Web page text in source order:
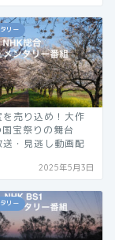
リー
を売り込め！大作
宝祭りの舞台
送・見逃し動画配
2025年5月3日
リー